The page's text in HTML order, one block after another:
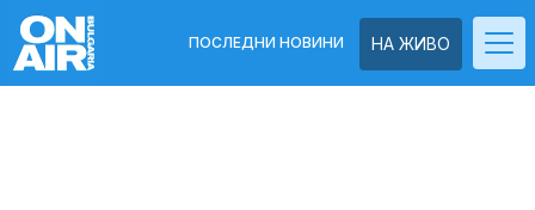
НА ЖИВО
ПОСЛЕДНИ НОВИНИ